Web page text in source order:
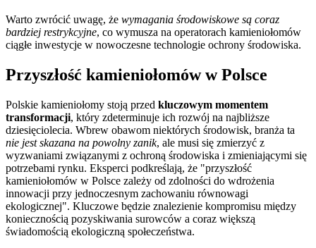
Warto zwrócić uwagę, że wymagania środowiskowe są coraz
bardziej restrykcyjne, co wymusza na operatorach kamieniołomów
ciągłe inwestycje w nowoczesne technologie ochrony środowiska.
Przyszłość kamieniołomów w Polsce
Polskie kamieniołomy stoją przed kluczowym momentem
transformacji, który zdeterminuje ich rozwój na najbliższe
dziesięciolecia. Wbrew obawom niektórych środowisk, branża ta
nie jest skazana na powolny zanik, ale musi się zmierzyć z
wyzwaniami związanymi z ochroną środowiska i zmieniającymi się
potrzebami rynku. Eksperci podkreślają, że
przyszłość
kamieniołomów w Polsce zależy od zdolności do wdrożenia
innowacji przy jednoczesnym zachowaniu równowagi
ekologicznej . Kluczowe będzie znalezienie kompromisu między
koniecznością pozyskiwania surowców a coraz większą
świadomością ekologiczną społeczeństwa.